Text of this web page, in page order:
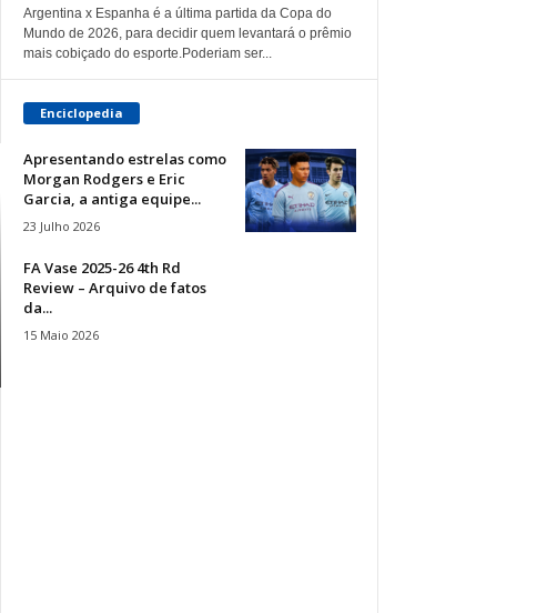
Argentina x Espanha é a última partida da Copa do
Mundo de 2026, para decidir quem levantará o prêmio
mais cobiçado do esporte.Poderiam ser...
Enciclopedia
Apresentando estrelas como
Morgan Rodgers e Eric
Garcia, a antiga equipe...
23 Julho 2026
FA Vase 2025-26 4th Rd
Review – Arquivo de fatos
da...
15 Maio 2026